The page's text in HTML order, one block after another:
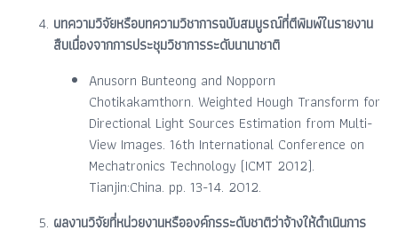
บทความวิจัยหรือบทความวิชาการฉบับสมบูรณ์ที่ตีพิมพ์ในรายงาน
สืบเนื่องจากการประชุมวิชาการระดับนานาชาติ
Anusorn Bunteong and Nopporn
Chotikakamthorn. Weighted Hough Transform for
Directional Light Sources Estimation from Multi-
View Images. 16th International Conference on
Mechatronics Technology (ICMT 2012).
Tianjin:China. pp. 13-14. 2012.
ผลงานวิจัยที่หน่วยงานหรือองค์กรระดับชาติว่าจ้างให้ดำเนินการ